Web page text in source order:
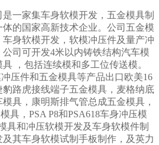
一家集车身软模开发，五金模具制
体的国家高新技术企业。公司五金模
身软模开发，软模冲压件及量产冲
司可开发4米以内铸铁结构汽车模
，包括连续模和多工位传送模。
压件和五金模具等产品出口欧美16
路虎接线端子五金模具，麦格纳底
具，康明斯排气管总成五金模具，
具，PSA P8和PSA618车身冲压模
具和冲压软模开发及车身软模件制
及其车身软模试制手板制作，及英力